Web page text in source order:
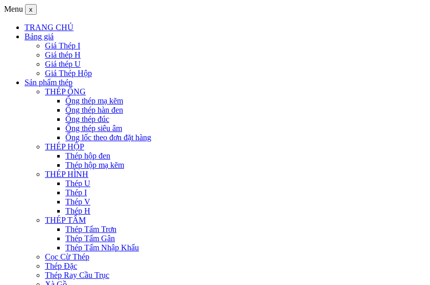
Menu x
TRANG CHỦ
Bảng giá
Giá Thép I
Giá thép H
Giá thép U
Giá Thép Hộp
Sản phẩm thép
THÉP ỐNG
Ống thép mạ kẽm
Ống thép hàn đen
Ống thép đúc
Ống thép siêu âm
Ống lốc theo đơn đặt hàng
THÉP HỘP
Thép hộp đen
Thép hộp mạ kẽm
THÉP HÌNH
Thép U
Thép I
Thép V
Thép H
THÉP TẤM
Thép Tấm Trơn
Thép Tấm Gân
Thép Tấm Nhập Khẩu
Cọc Cừ Thép
Thép Đặc
Thép Ray Cầu Trục